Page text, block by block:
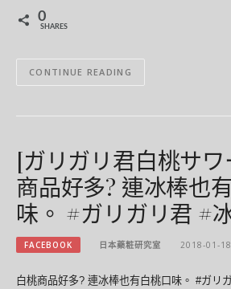
0
SHARES
CONTINUE READING
[ガリガリ君白桃サ
商品好多? 連冰棒也
味。 #ガリガリ君 #
FACEBOOK 日本藥粧研究室 2018-01-18
白桃商品好多? 連冰棒也有白桃口味。 #ガリ